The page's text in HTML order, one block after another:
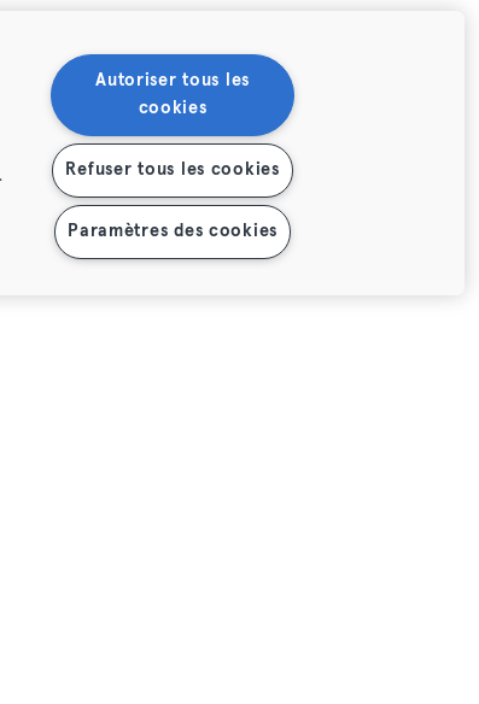
Autoriser tous les
cookies
Refuser tous les cookies
Paramètres des cookies